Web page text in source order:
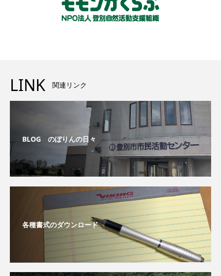
LINK 関連リンク
BLOG のぼりんの日々
各種書式のダウンロード